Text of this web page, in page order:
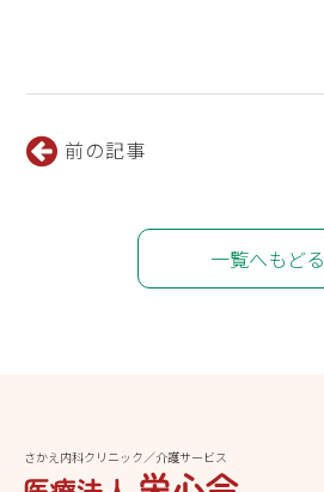
前の記事
一覧へもどる
さかえ内科クリニック／介護サービス